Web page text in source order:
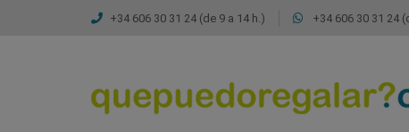
+34 606 30 31 24 (de 9 a 14 h.) +34 606 30 31 24